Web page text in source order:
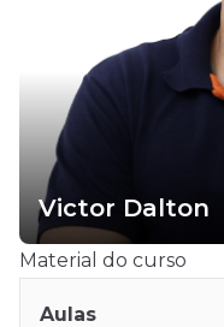
Victor Dalton
Material do curso
Aulas